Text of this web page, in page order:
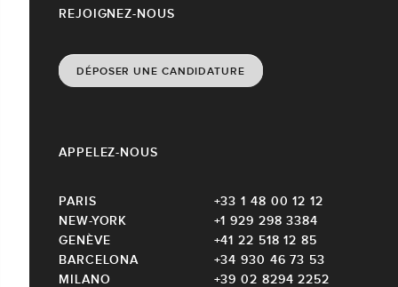
REJOIGNEZ-NOUS
DÉPOSER UNE CANDIDATURE
APPELEZ-NOUS
PARIS
+33 1 48 00 12 12
NEW-YORK
+1 929 298 3384
GENÈVE
+41 22 518 12 85
BARCELONA
+34 930 46 73 53
MILANO
+39 02 8294 2252